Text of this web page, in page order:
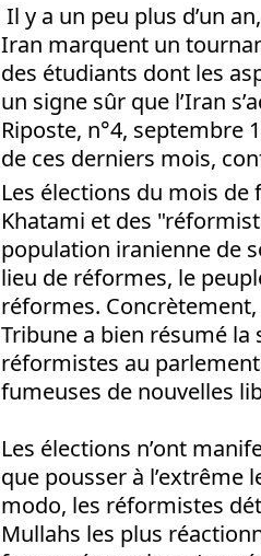
Il y a un peu plus d’un
Iran marquent un
des étudiants dont les
un signe sûr que l’Iran
Riposte, n°4, septembre
de ces derniers mois,
Les élections du mois
Khatami et des
population iranienne de
lieu de réformes, le
réformes.
Tribune a bien résumé
réformistes au
fumeuses de nouvelles
Les élections n’ont
que pousser à l’extrême
modo, les réformistes
Mullahs les plus